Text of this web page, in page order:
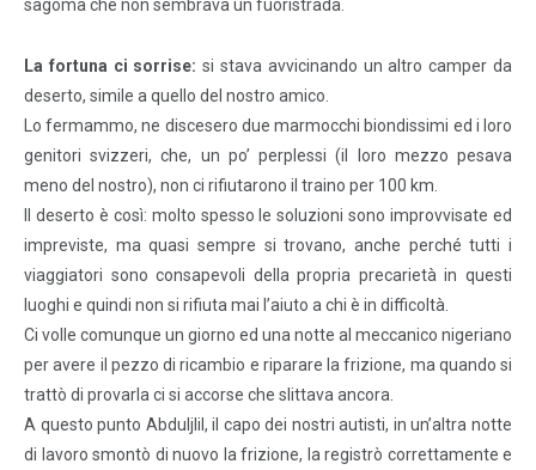
sagoma che non sembrava un fuoristrada.
La fortuna ci sorrise: si stava avvicinando un altro camper da
deserto, simile a quello del nostro amico.
Lo fermammo, ne discesero due marmocchi biondissimi ed i loro
genitori svizzeri, che, un po’ perplessi (il loro mezzo pesava
meno del nostro), non ci rifiutarono il traino per 100 km.
Il deserto è così: molto spesso le soluzioni sono improvvisate ed
impreviste, ma quasi sempre si trovano, anche perché tutti i
viaggiatori sono consapevoli della propria precarietà in questi
luoghi e quindi non si rifiuta mai l’aiuto a chi è in difficoltà.
Ci volle comunque un giorno ed una notte al meccanico nigeriano
per avere il pezzo di ricambio e riparare la frizione, ma quando si
trattò di provarla ci si accorse che slittava ancora.
A questo punto Abduljlil, il capo dei nostri autisti, in un’altra notte
di lavoro smontò di nuovo la frizione, la registrò correttamente e